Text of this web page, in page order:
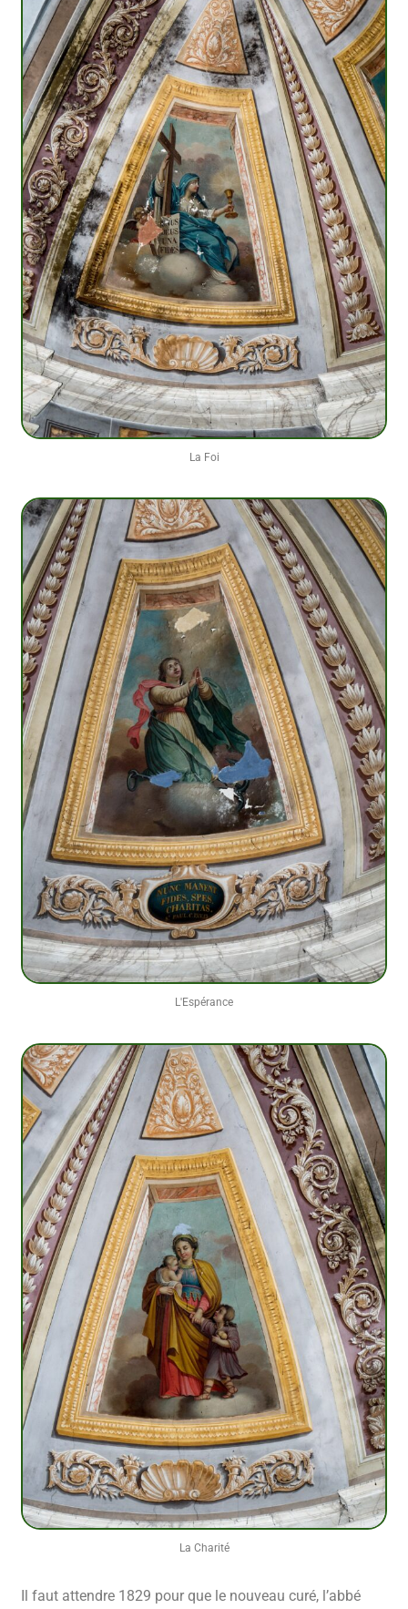
La Foi
L'Espérance
La Charité
Il faut attendre 1829 pour que le nouveau curé, l’abbé